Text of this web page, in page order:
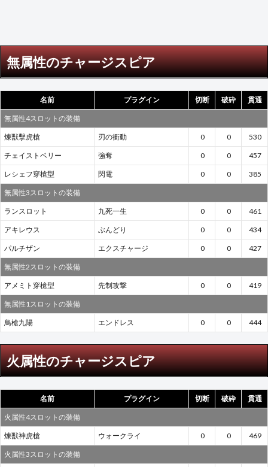
スピ
ア
5
チャ
ージ
スピ
ア
無属性のチャージスピア
名前 プラグイン 切断 破砕 貫通
無属性4スロットの装備
煉獣擊虎槍 刃の衝動 0 0 530
チェイストベリー 強奪 0 0 457
レシェフ穿槍型 閃電 0 0 385
無属性3スロットの装備
ランスロット 九死一生 0 0 461
アキレウス ぶんどり 0 0 434
パルチザン エクスチャージ 0 0 427
無属性2スロットの装備
アメミト穿槍型 先制攻撃 0 0 419
無属性1スロットの装備
鳥槍九陽 エンドレス 0 0 444
火属性のチャージスピア
名前 プラグイン 切断 破砕 貫通
火属性4スロットの装備
煉獣神虎槍 ウォークライ 0 0 469
火属性3スロットの装備